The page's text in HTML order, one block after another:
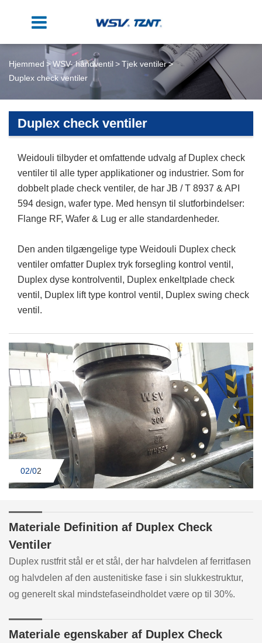
Hjemmed WSV- håndventil
Tjek ventiler
Duplex check ventiler
Duplex check ventiler
Weidouli tilbyder et omfattende udvalg af Duplex check
ventiler til alle typer applikationer og industrier. Som for
dobbelt plade check ventiler, de har JB / T 8937 & API
594 design, wafer type. Med hensyn til slutforbindelser:
Flange RF, Wafer & Lug er alle standardenheder.
Den anden tilgængelige type Weidouli Duplex check
ventiler omfatter Duplex tryk forsegling kontrol ventil,
Duplex dyse kontrolventil, Duplex enkeltplade check
ventil, Duplex lift type kontrol ventil, Duplex swing check
ventil.
01/02
Materiale Definition af Duplex Check
Ventiler
Duplex rustfrit stål er et stål, der har halvdelen af ferritfasen
og halvdelen af den austenitiske fase i sin slukkestruktur,
og generelt skal mindstefaseindholdet være op til 30%.
Materiale egenskaber af Duplex Check